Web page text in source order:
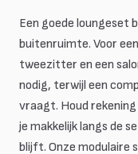
Een goede loungeset
buitenruimte. Voor
tweezitter en een
nodig, terwijl een
vraagt. Houd
je makkelijk langs de
blijft. Onze modulaire